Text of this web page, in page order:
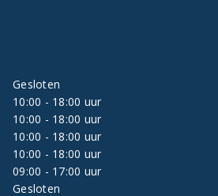
Gesloten
10:00 - 18:00 uur
10:00 - 18:00 uur
10:00 - 18:00 uur
10:00 - 18:00 uur
09:00 - 17:00 uur
Gesloten